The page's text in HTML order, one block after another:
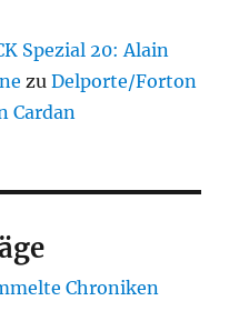
Spezial 20: Alain
zuDelporte/Forton
Cardan
Chroniken